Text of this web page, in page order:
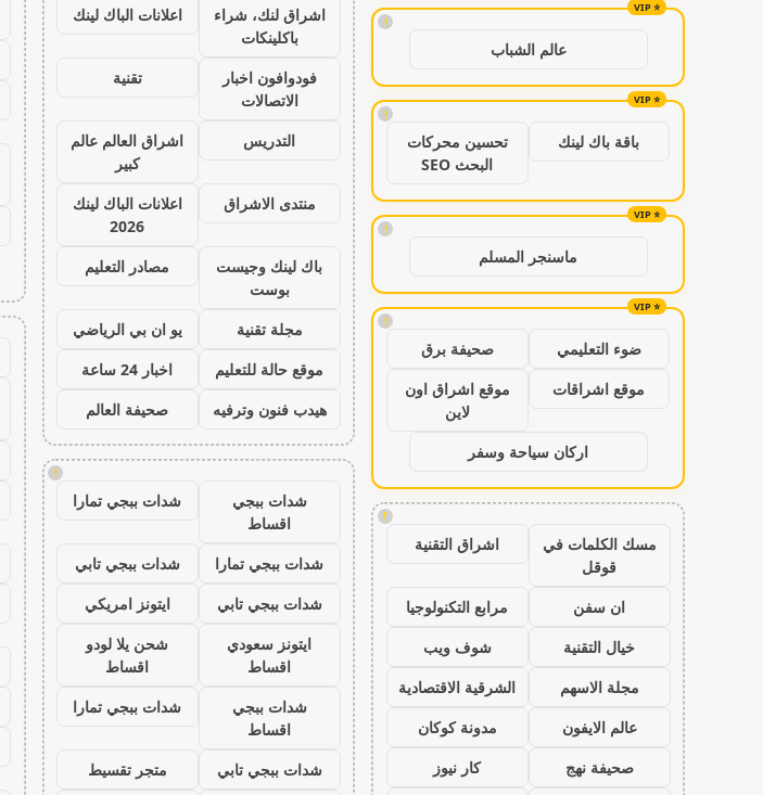
!
عالم الشباب
!
باقة باك لينك
تحسين محركات
البحث SEO
!
ماسنجر المسلم
!
ضوء التعليمي
صحيفة برق
موقع اشراقات
موقع اشراق اون
لاين
اركان سياحة وسفر
!
مسك الكلمات في
قوقل
اشراق التقنية
ان سفن
مرابع التكنولوجيا
خيال التقنية
شوف ويب
مجلة الاسهم
الشرقية الاقتصادية
عالم الايفون
مدونة كوكان
صحيفة نهج
كار نيوز
اشراق لنك، شراء
باكلينكات
اعلانات الباك لينك
فودوافون اخبار
الاتصالات
تقنية
التدريس
اشراق العالم عالم
كبير
منتدى الاشراق
اعلانات الباك لينك
2026
باك لينك وجيست
بوست
مصادر التعليم
مجلة تقنية
يو ان بي الرياضي
موقع حالة للتعليم
اخبار 24 ساعة
هيدب فنون وترفيه
صحيفة العالم
!
شدات ببجي
اقساط
شدات ببجي تمارا
شدات ببجي تمارا
شدات ببجي تابي
شدات ببجي تابي
ايتونز امريكي
ايتونز سعودي
اقساط
شحن يلا لودو
اقساط
شدات ببجي
اقساط
شدات ببجي تمارا
شدات ببجي تابي
متجر تقسيط